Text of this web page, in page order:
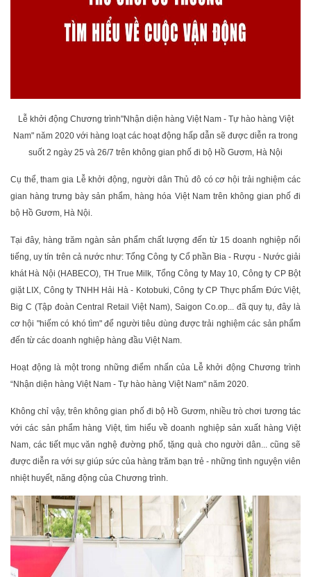
Lễ khởi động Chương trình"Nhận diện hàng Việt Nam - Tự hào hàng Việt
Nam" năm 2020 với hàng loạt các hoạt động hấp dẫn sẽ được diễn ra trong
suốt 2 ngày 25 và 26/7 trên không gian phố đi bộ Hồ Gươm, Hà Nội
Cụ thể, tham gia Lễ khởi động, người dân Thủ đô có cơ hội trải nghiệm các
gian hàng trưng bày sản phẩm, hàng hóa Việt Nam trên không gian phố đi
bộ Hồ Gươm, Hà Nội.
Tại đây, hàng trăm ngàn sản phẩm chất lượng đến từ 15 doanh nghiệp nổi
tiếng, uy tín trên cả nước như: Tổng Công ty Cổ phần Bia - Rượu - Nước giải
khát Hà Nội (HABECO), TH True Milk, Tổng Công ty May 10, Công ty CP Bột
giặt LIX, Công ty TNHH Hải Hà - Kotobuki, Công ty CP Thực phẩm Đức Việt,
Big C (Tập đoàn Central Retail Việt Nam), Saigon Co.op... đã quy tụ, đây là
cơ hội "hiếm có khó tìm" để người tiêu dùng được trải nghiệm các sản phẩm
đến từ các doanh nghiệp hàng đầu Việt Nam.
Hoạt động là một trong những điểm nhấn của Lễ khởi động Chương trình
“Nhận diện hàng Việt Nam - Tự hào hàng Việt Nam" năm 2020.
Không chỉ vậy, trên không gian phố đi bộ Hồ Gươm, nhiều trò chơi tương tác
với các sản phẩm hàng Việt, tìm hiểu về doanh nghiệp sản xuất hàng Việt
Nam, các tiết mục văn nghệ đường phố, tặng quà cho người dân... cũng sẽ
được diễn ra với sự giúp sức của hàng trăm bạn trẻ - những tình nguyện viên
nhiệt huyết, năng động của Chương trình.